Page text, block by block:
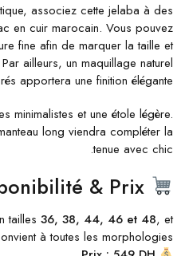
associez cette jelaba à des
en cuir marocain. Vous pouvez
fine afin de marquer la taille et
ailleurs, un maquillage naturel
apportera une finition élégante.
minimalistes et une étole légère.
long viendra compléter la
tenue avec chic.
& Prix
tailles 36, 38, 44, 46 et 48, et
à toutes les morphologies.